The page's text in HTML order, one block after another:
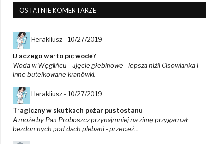
OSTATNIE KOMENTARZE
Herakliusz - 10/27/2019
Dlaczego warto pić wodę?
Woda w Węglińcu - ujęcie głebinowe - lepsza niżli Cisowianka i
inne butelkowane kranówki.
Herakliusz - 10/27/2019
Tragiczny w skutkach pożar pustostanu
A może by Pan Proboszcz przynajmniej na zimę przygarniał
bezdomnych pod dach plebani - przecież...